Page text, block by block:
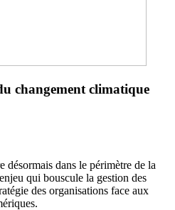
changement climatique
désormais dans le périmètre de la
qui bouscule la gestion des
des organisations face aux